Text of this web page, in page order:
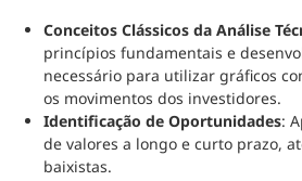
Conceitos Clássicos da Análise
princípios fundamentais e
necessário para utilizar gráficos
os movimentos dos investidores.
Identificação de Oportunidades:
de valores a longo e curto prazo,
baixistas.